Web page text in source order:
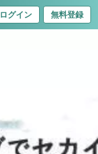
ログイン 無料登録